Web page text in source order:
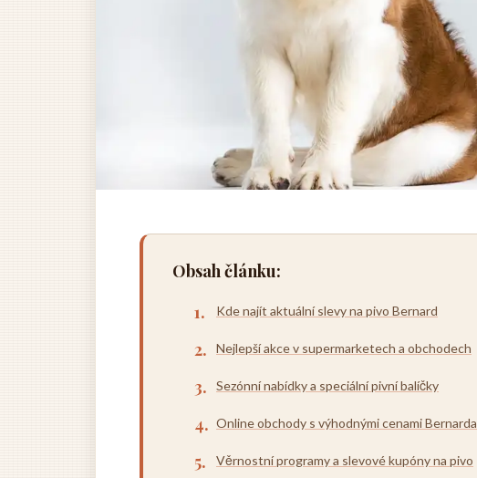
Obsah článku:
Kde najít aktuální slevy na pivo Bernard
Nejlepší akce v supermarketech a obchodech
Sezónní nabídky a speciální pivní balíčky
Online obchody s výhodnými cenami Bernarda
Věrnostní programy a slevové kupóny na pivo